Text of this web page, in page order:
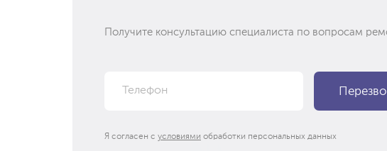
Получите консультацию специалиста по вопросам
Я согласен с условиями обработки персональных данных